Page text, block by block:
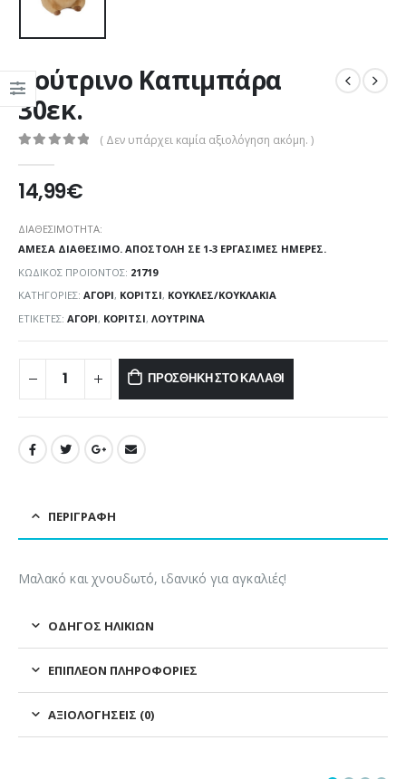
Λούτρινο Καπιμπάρα
30εκ.
( Δεν υπάρχει καμία αξιολόγηση ακόμη. )
14,99€
ΔΙΑΘΕΣΙΜΌΤΗΤΑ:
ΆΜΕΣΑ ΔΙΑΘΈΣΙΜΟ. ΑΠΟΣΤΟΛΉ ΣΕ 1-3 ΕΡΓΆΣΙΜΕΣ ΗΜΈΡΕΣ.
ΚΩΔΙΚΌΣ ΠΡΟΪΌΝΤΟΣ: 21719
ΚΑΤΗΓΟΡΊΕΣ: ΑΓΌΡΙ, ΚΟΡΊΤΣΙ, ΚΟΎΚΛΕΣ/ΚΟΥΚΛΆΚΙΑ
ΕΤΙΚΈΤΕΣ: ΑΓΌΡΙ, ΚΟΡΊΤΣΙ, ΛΟΎΤΡΙΝΑ
ΠΡΟΣΘΉΚΗ ΣΤΟ ΚΑΛΆΘΙ
ΠΕΡΙΓΡΑΦΉ
Μαλακό και χνουδωτό, ιδανικό για αγκαλιές!
ΟΔΗΓΌΣ ΗΛΙΚΙΏΝ
ΕΠΙΠΛΈΟΝ ΠΛΗΡΟΦΟΡΊΕΣ
ΑΞΙΟΛΟΓΉΣΕΙΣ (0)